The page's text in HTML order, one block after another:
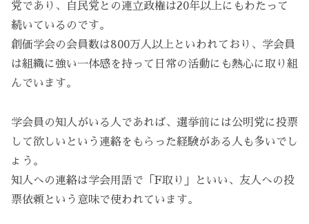
党であり、自民党との連立政権は20年以上にもわたって
続いているのです。
創価学会の会員数は800万人以上といわれており、学会員
は組織に強い一体感を持って日常の活動にも熱心に取り組
んでいます。
学会員の知人がいる人であれば、選挙前には公明党に投票
して欲しいという連絡をもらった経験がある人も多いでし
ょう。
知人への連絡は学会用語で「F取り」といい、友人への投
票依頼という意味で使われています。